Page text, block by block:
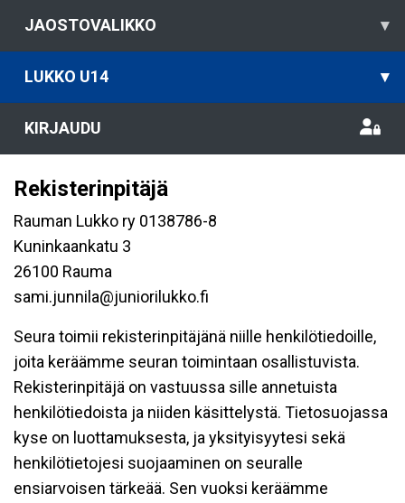
JAOSTOVALIKKO ▾
LUKKO U14 ▾
KIRJAUDU
Rekisterinpitäjä
Rauman Lukko ry 0138786-8
Kuninkaankatu 3
26100 Rauma
sami.junnila@juniorilukko.fi
Seura toimii rekisterinpitäjänä niille henkilötiedoille,
joita keräämme seuran toimintaan osallistuvista.
Rekisterinpitäjä on vastuussa sille annetuista
henkilötiedoista ja niiden käsittelystä. Tietosuojassa
kyse on luottamuksesta, ja yksityisyytesi sekä
henkilötietojesi suojaaminen on seuralle
ensiarvoisen tärkeää. Sen vuoksi keräämme